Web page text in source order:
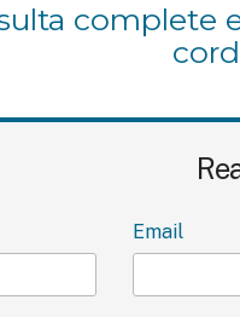
complete
Email